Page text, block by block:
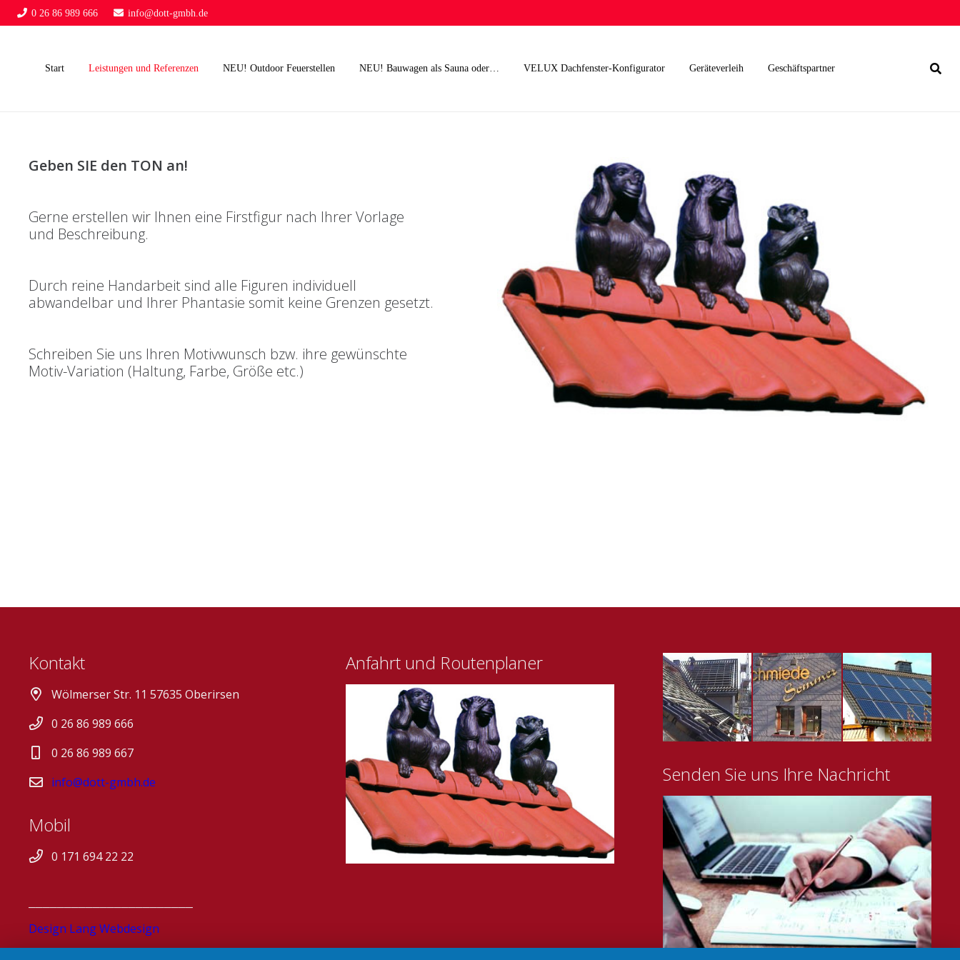
0 26 86 989 666 info@dott-gmbh.de
Start Leistungen und Referenzen NEU! Outdoor Feuerstellen NEU! Bauwagen als Sauna oder… VELUX Dachfenster-Konfigurator Geräteverleih Geschäftspartner
Geben SIE den TON an!
Gerne erstellen wir Ihnen eine Firstfigur nach Ihrer Vorlage
und Beschreibung.
Durch reine Handarbeit sind alle Figuren individuell
abwandelbar und Ihrer Phantasie somit keine Grenzen gesetzt.
Schreiben Sie uns Ihren Motivwunsch bzw. ihre gewünschte
Motiv-Variation (Haltung, Farbe, Größe etc.)
Kontakt
Wölmerser Str. 11 57635 Oberirsen
0 26 86 989 666
0 26 86 989 667
info@dott-gmbh.de
Mobil
0 171 694 22 22
Design Lang Webdesign
Anfahrt und Routenplaner
Senden Sie uns Ihre Nachricht